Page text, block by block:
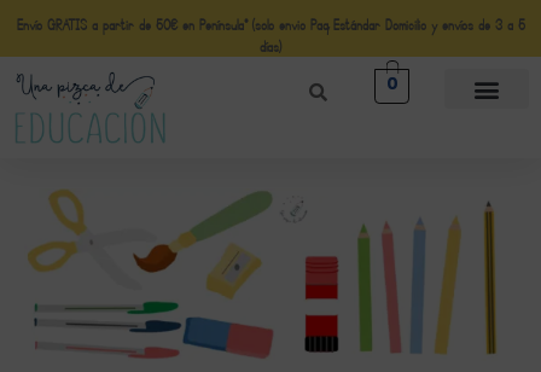
Envío GRATIS a partir de 50€ en Península* (solo envio Paq Estándar Domicilio y envíos de 3 a 5
días)
0